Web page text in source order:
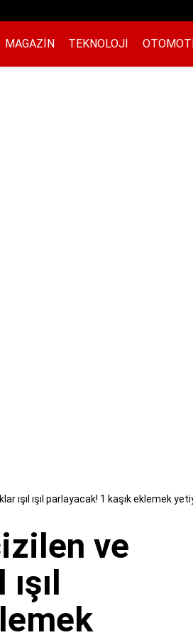
MAGAZIN TEKNOLOJI
ışıl ışıl parlayacak! 1 kaşık eklemek
ve